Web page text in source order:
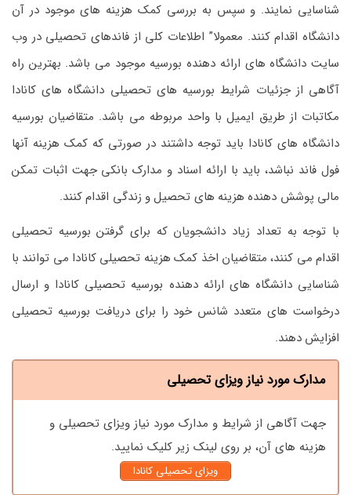
شناسایی نمایند. و سپس به بررسی کمک هزینه های موجود در آن
دانشگاه اقدام کنند. معمولا” اطلاعات کلی از فاندهای تحصیلی در وب
سایت دانشگاه های ارائه دهنده بورسیه موجود می باشد. بهترین راه
آگاهی از جزئیات شرایط بورسیه های تحصیلی دانشگاه های کانادا
مکاتبات از طریق ایمیل با واحد مربوطه می باشد. متقاضیان بورسیه
دانشگاه های کانادا باید توجه داشتند در صورتی که کمک هزینه آنها
فول فاند نباشد، باید با ارائه اسناد و مدارک بانکی جهت اثبات تمکن
مالی پوشش دهنده هزینه های تحصیل و زندگی اقدام کنند.
با توجه به تعداد زیاد دانشجویان که برای گرفتن بورسیه تحصیلی
اقدام می کنند، متقاضیان اخذ کمک هزینه تحصیلی کانادا می توانند با
شناسایی دانشگاه های ارائه دهنده بورسیه تحصیلی کانادا و ارسال
درخواست های متعدد شانس خود را برای دریافت بورسیه تحصیلی
افزایش دهند.
مدارک مورد نیاز ویزای تحصیلی
جهت آگاهی از شرایط و مدارک مورد نیاز ویزای تحصیلی و
هزینه های آن، بر روی لینک زیر کلیک نمایید.
ویزای تحصیلی کانادا